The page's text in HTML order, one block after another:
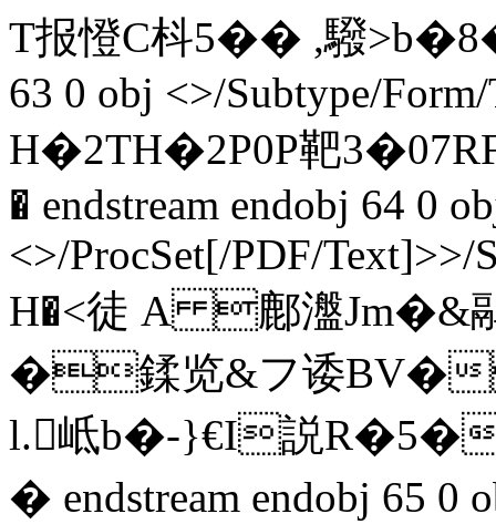
T报憕C枓5�� ,驋
63 0 obj <>/Subtype/
H�2TH�2P0P靶
� endstream endobj 64 0
<>/ProcSet[/PDF/Text]>>/
H�<徒 A 鄜瀊
�鍒览&フ诿BV�
l.岻b�-}€I説R�5�
� endstream endobj 65 0